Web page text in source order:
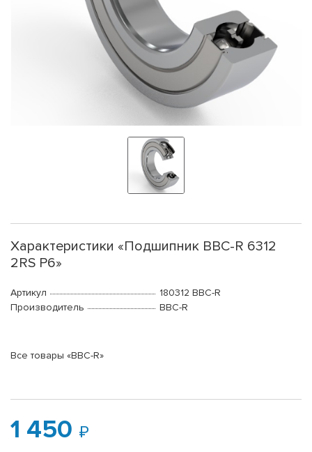
Характеристики «Подшипник BBC-R 6312
2RS P6»
Артикул
180312 BBC-R
Производитель
BBC-R
Все товары «BBC-R»
1 450